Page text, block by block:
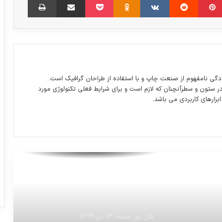
نامفهوم از صنعت چاپ و با استفاده از طراحان گرافیک است.
ستون و سطرآنچنان که لازم است و برای شرایط فعلی تکنولوژی مورد
کاربردی می باشد.
ترمیم کاشی‌های مسجد نصیرالملک شیراز
مشاور گینس در ایران: ادعاهای گینسی عصر
طریقه صحیح بستن پاپیون